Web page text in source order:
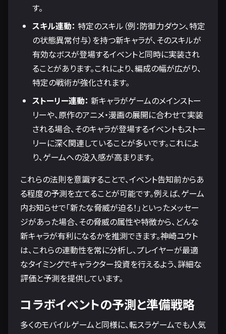
す。
スキル連動： 特定のスキル（例：防御力ダウン、特定
の状態異常付与）を持つ新キャラが、そのスキルが
有効なボスが登場するイベントと同時に実装され
ることがあります。これにより、編成の幅が広がり、
特定の戦術が強化されます。
ストーリー連動： 新キャラがゲームのメインストー
リーや、原作のアニメ・漫画の展開に合わせて実装
される場合、そのキャラが登場するイベントもストー
リーに深く関連していることが多いです。これによ
り、ゲームへの没入感が高まります。
これらの法則を意識することで、イベント告知前からあ
る程度の予測を立てることが可能です。例えば、ゲーム
内お知らせで「新たな脅威が迫る！」といったメッセー
ジがあった場合、その脅威の属性や特徴から、どんな
新キャラが有利になるかを推測できます。神崎ユウト
は、これらの連動性を常に分析し、プレイヤーが最適
なタイミングでキャラクター投資を行えるよう、詳細な
評価と予測を提供しています。
コラボイベントの予測と準備戦略
多くのモバイルゲームと同様に、転スラゲームでも人気